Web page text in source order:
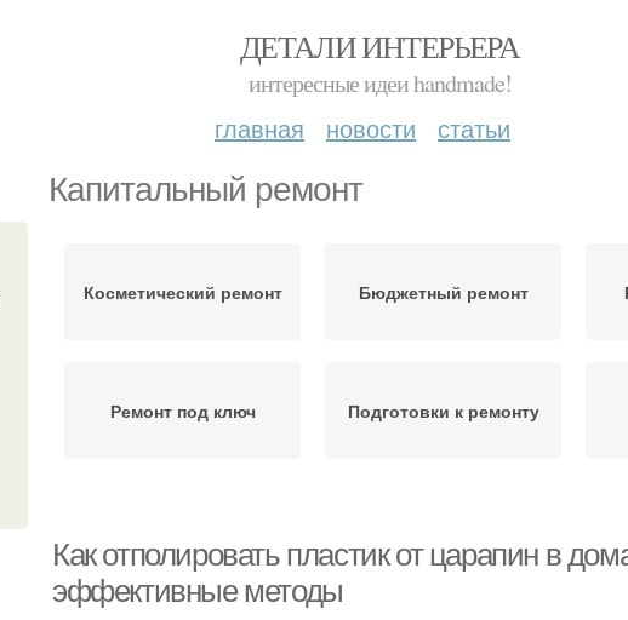
ДЕТАЛИ ИНТЕРЬЕРА
интересные идеи handmade!
главная новости статьи
Капитальный ремонт
Косметический ремонт Бюджетный ремонт
Ремонт под ключ Подготовки к ремонту
Как отполировать пластик от царапин в
эффективные методы